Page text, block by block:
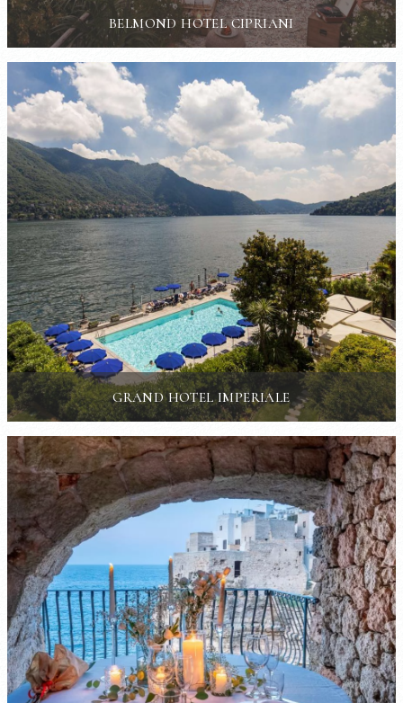
BELMOND HOTEL CIPRIANI
GRAND HOTEL IMPERIALE